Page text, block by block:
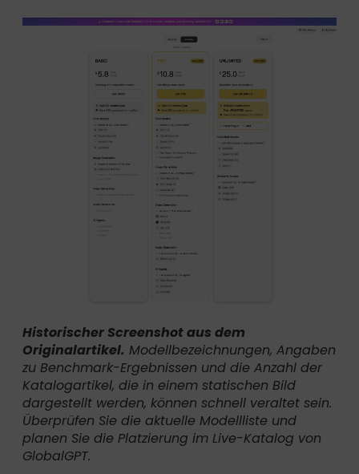
Historischer Screenshot aus dem
Originalartikel. Modellbezeichnungen, Angaben
zu Benchmark-Ergebnissen und die Anzahl der
Katalogartikel, die in einem statischen Bild
dargestellt werden, können schnell veraltet sein.
Überprüfen Sie die aktuelle Modellliste und
planen Sie die Platzierung im Live-Katalog von
GlobalGPT.